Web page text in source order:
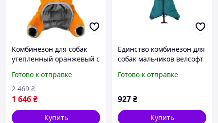
Комбинезон для собак
утепленный оранжевый с
от холода и ветра FLAME
Готово к отправке
1 646₴
2 469 ₴
Купить
Единство комбинезон для
собак мальчиков велсофт
Готово к отправке
927₴
Купить